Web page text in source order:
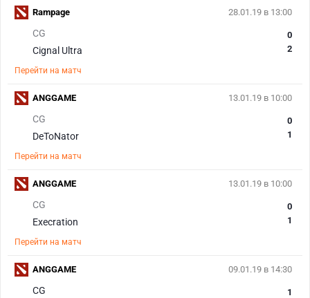
28.01.19 в 13:00
CG
Cignal Ultra
0
2
Перейти на матч
Rampage
13.01.19 в 10:00
CG
DeToNator
0
1
Перейти на матч
ANGGAME
13.01.19 в 10:00
CG
Execration
0
1
Перейти на матч
ANGGAME
09.01.19 в 14:30
CG
1
ANGGAME